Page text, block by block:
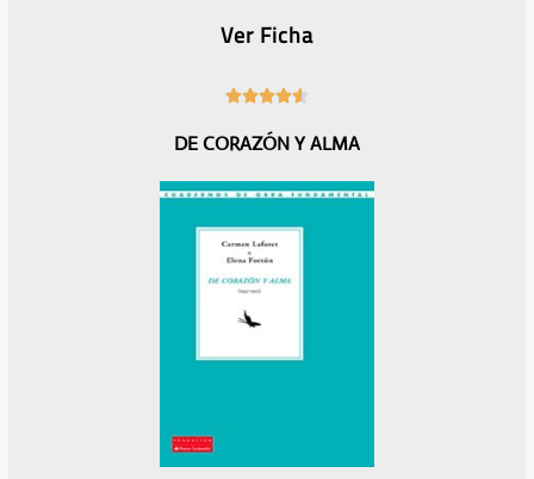
Ver Ficha

6
5
DE CORAZÓN Y ALMA